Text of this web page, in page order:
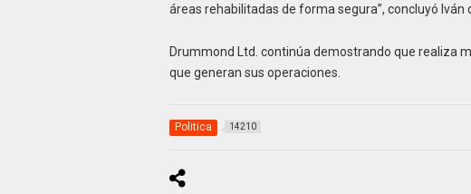
áreas rehabilitadas de forma segura”, concluyó Iván
Drummond Ltd. continúa demostrando que realiza
que generan sus operaciones.
Politica 14210